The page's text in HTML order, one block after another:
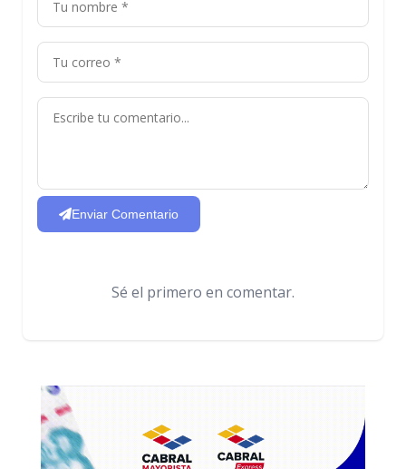
Enviar Comentario
Sé el primero en comentar.